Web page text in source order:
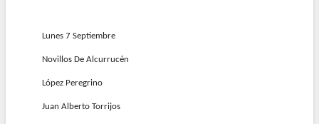
Lunes 7 Septiembre
Novillos De Alcurrucén
López Peregrino
Juan Alberto Torrijos